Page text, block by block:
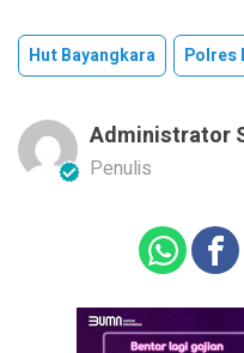
Hut Bayangkara Polres
Administrator
Penulis